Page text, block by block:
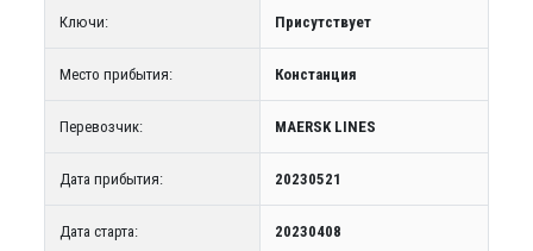
Ключи: Присутствует
Место прибытия: Констанция
Перевозчик: MAERSK LINES
Дата прибытия: 20230521
Дата старта: 20230408